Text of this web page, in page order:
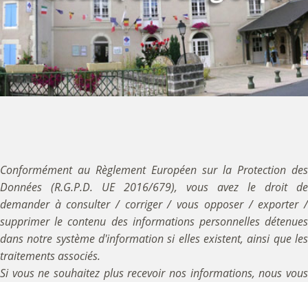
Conformément au Règlement Européen sur la Protection des
Données (R.G.P.D. UE 2016/679), vous avez le droit de
demander à consulter / corriger / vous opposer / exporter /
supprimer le contenu des informations personnelles détenues
dans notre système d'information si elles existent, ainsi que les
traitements associés.
Si vous ne souhaitez plus recevoir nos informations, nous vous